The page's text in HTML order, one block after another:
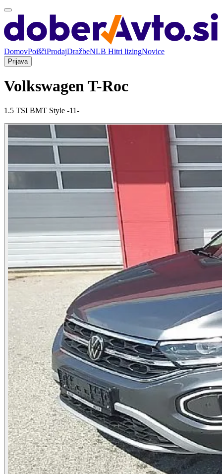
DomovPoiščiProdajDražbeNLB Hitri lizingNovice
Prijava
Volkswagen T-Roc
1.5 TSI BMT Style -11-